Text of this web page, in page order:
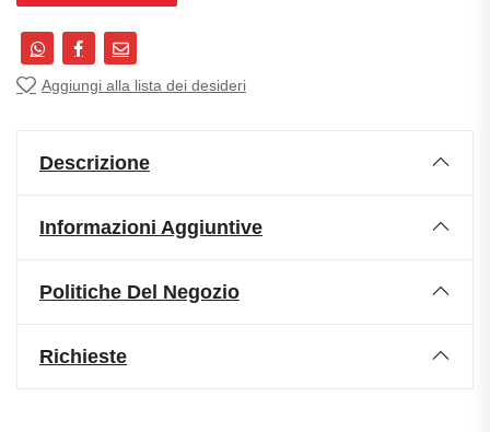
Aggiungi alla lista dei desideri
Descrizione
Informazioni Aggiuntive
Politiche Del Negozio
Richieste